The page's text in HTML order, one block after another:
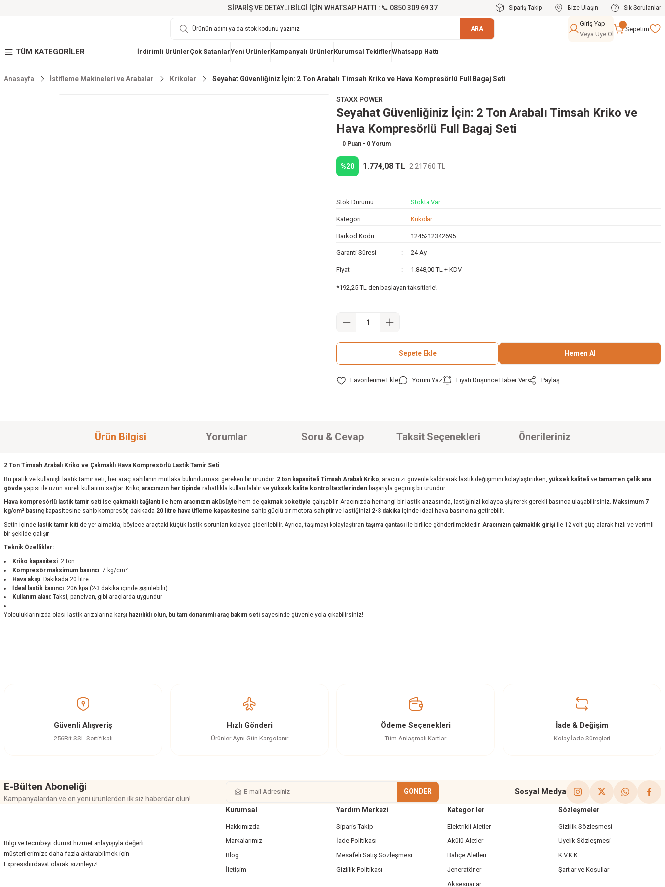
SİPARİŞ VE DETAYLI BİLGİ İÇİN WHATSAP HATTI : 📞 0850 309 69 37 Sipariş Takip Bize Ulaşın Sık Sorulanlar
ARA
Giriş Yap
Veya Üye Ol
Sepetim
TÜM KATEGORİLER İndirimli Ürünler Çok SatanlarYeni Ürünler Kampanyalı Ürünler Kurumsal TekliflerWhatsapp Hattı
Anasayfa İstifleme Makineleri ve Arabalar Krikolar Seyahat Güvenliğiniz İçin: 2 Ton Arabalı Timsah Kriko ve Hava Kompresörlü Full Bagaj Seti
STAXX POWER
Seyahat Güvenliğiniz İçin: 2 Ton Arabalı Timsah Kriko ve
Hava Kompresörlü Full Bagaj Seti
0 Puan - 0 Yorum
%20 1.774,08 TL 2.217,60 TL
Stok Durumu Stokta Var
Kategori Krikolar
Barkod Kodu 1245212342695
Garanti Süresi 24 Ay
Fiyat 1.848,00 TL + KDV
*192,25 TL den başlayan taksitlerle!
Sepete Ekle Hemen Al
Yorum Yaz Fiyatı Düşünce Haber Ver Paylaş
Ürün Bilgisi Yorumlar Soru & Cevap Taksit Seçenekleri Önerileriniz
2 Ton Timsah Arabalı Kriko ve Çakmaklı Hava Kompresörlü Lastik Tamir Seti
Bu pratik ve kullanışlı lastik tamir seti, her araç sahibinin mutlaka bulundurması gereken bir üründür. 2 ton kapasiteli Timsah Arabalı Kriko , aracınızı güvenle kaldırarak lastik değişimini kolaylaştırırken, yüksek kaliteli ve tamamen çelik ana
gövde yapısı ile uzun süreli kullanım sağlar. Kriko, aracınızın her tipinde rahatlıkla kullanılabilir ve yüksek kalite kontrol testlerinden başarıyla geçmiş bir üründür.
Hava kompresörlü lastik tamir seti ise çakmaklı bağlantı ile hem aracınızın aküsüyle hem de çakmak soketiyle çalışabilir. Aracınızda herhangi bir lastik arızasında, lastiğinizi kolayca şişirerek gerekli basınca ulaşabilirsiniz. Maksimum 7
kg/cm² basınç kapasitesine sahip kompresör, dakikada 20 litre hava üfleme kapasitesine sahip güçlü bir motora sahiptir ve lastiğinizi 2-3 dakika içinde ideal hava basıncına getirebilir.
Setin içinde lastik tamir kiti de yer almakta, böylece araçtaki küçük lastik sorunları kolayca giderilebilir. Ayrıca, taşımayı kolaylaştıran taşıma çantası ile birlikte gönderilmektedir. Aracınızın çakmaklık girişi ile 12 volt güç alarak hızlı ve verimli
bir şekilde çalışır.
Teknik Özellikler:
Kriko kapasitesi: 2 ton
Kompresör maksimum basıncı: 7 kg/cm²
Hava akışı: Dakikada 20 litre
İdeal lastik basıncı: 206 kpa (2-3 dakika içinde şişirilebilir)
Kullanım alanı: Taksi, panelvan, gibi araçlarda uygundur
Yolculuklarınızda olası lastik arızalarına karşı hazırlıklı olun , bu tam donanımlı araç bakım seti sayesinde güvenle yola çıkabilirsiniz!
Ürün açıklamasında eksik bilgiler bulunuyor.
Gönder
Güvenli Alışveriş
256Bit SSL Sertifikalı
Hızlı Gönderi
Ürünler Aynı Gün Kargolanır
Ödeme Seçenekleri
Tüm Anlaşmalı Kartlar
İade & Değişim
Kolay İade Süreçleri
E-Bülten Aboneliği
Kampanyalardan ve en yeni ürünlerden ilk siz haberdar olun!
GÖNDER Sosyal Medya
Bilgi ve tecrübeyi dürüst hizmet anlayışıyla değerli
müşterilerimize daha fazla aktarabilmek için
Expresshirdavat olarak sizinleyiz!
Kurumsal
Hakkımızda
Markalarımız
Blog
İletişim
Yardım Merkezi
Sipariş Takip
İade Politikası
Mesafeli Satış Sözleşmesi
Gizlilik Politikası
Kategoriler
Elektrikli Aletler
Akülü Aletler
Bahçe Aletleri
Jeneratörler
Aksesuarlar
Sözleşmeler
Gizlilik Sözleşmesi
Üyelik Sözleşmesi
K.V.K.K
Şartlar ve Koşullar